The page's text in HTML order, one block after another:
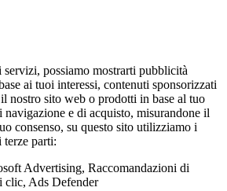
servizi, possiamo mostrarti pubblicità
ai tuoi interessi, contenuti sponsorizzati
nostro sito web o prodotti in base al tuo
navigazione e di acquisto, misurandone il
consenso, su questo sito utilizziamo i
terze parti:
Advertising, Raccomandazioni di
clic, Ads Defender